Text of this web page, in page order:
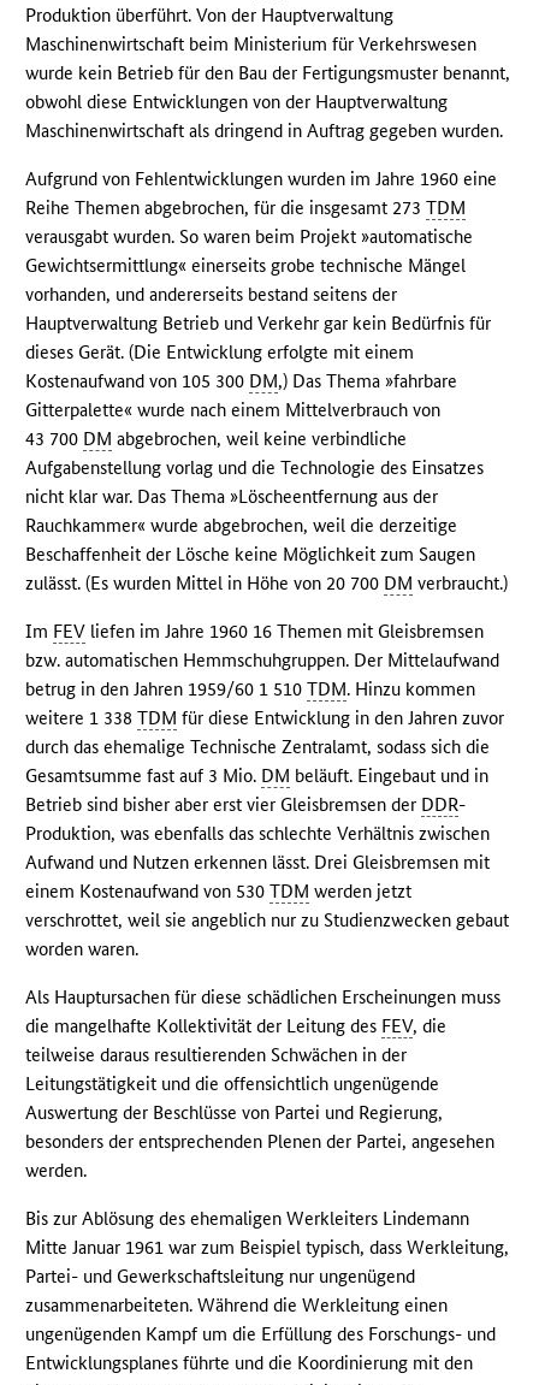
Produktion überführt. Von der Hauptverwaltung
Maschinenwirtschaft beim Ministerium für Verkehrswesen
wurde kein Betrieb für den Bau der Fertigungsmuster benannt,
obwohl diese Entwicklungen von der Hauptverwaltung
Maschinenwirtschaft als dringend in Auftrag gegeben wurden.
Aufgrund von Fehlentwicklungen wurden im Jahre 1960 eine
Reihe Themen abgebrochen, für die insgesamt 273TDM
verausgabt wurden. So waren beim Projekt »automatische
Gewichtsermittlung« einerseits grobe technische Mängel
vorhanden, und andererseits bestand seitens der
Hauptverwaltung Betrieb und Verkehr gar kein Bedürfnis für
dieses Gerät. (Die Entwicklung erfolgte mit einem
Kostenaufwand von 105 300 DM,) Das Thema »fahrbare
Gitterpalette« wurde nach einem Mittelverbrauch von
43 700 DM abgebrochen, weil keine verbindliche
Aufgabenstellung vorlag und die Technologie des Einsatzes
nicht klar war. Das Thema »Löscheentfernung aus der
Rauchkammer« wurde abgebrochen, weil die derzeitige
Beschaffenheit der Lösche keine Möglichkeit zum Saugen
zulässt. (Es wurden Mittel in Höhe von 20 700 DM verbraucht.)
Im FEV liefen im Jahre 1960 16 Themen mit Gleisbremsen
bzw. automatischen Hemmschuhgruppen. Der Mittelaufwand
betrug in den Jahren 1959/60 1 510TDM. Hinzu kommen
weitere 1 338TDM für diese Entwicklung in den Jahren zuvor
durch das ehemalige Technische Zentralamt, sodass sich die
Gesamtsumme fast auf 3 Mio. DM beläuft. Eingebaut und in
Betrieb sind bisher aber erst vier Gleisbremsen der DDR-
Produktion, was ebenfalls das schlechte Verhältnis zwischen
Aufwand und Nutzen erkennen lässt. Drei Gleisbremsen mit
einem Kostenaufwand von 530TDM werden jetzt
verschrottet, weil sie angeblich nur zu Studienzwecken gebaut
worden waren.
Als Hauptursachen für diese schädlichen Erscheinungen muss
die mangelhafte Kollektivität der Leitung des FEV, die
teilweise daraus resultierenden Schwächen in der
Leitungstätigkeit und die offensichtlich ungenügende
Auswertung der Beschlüsse von Partei und Regierung,
besonders der entsprechenden Plenen der Partei, angesehen
werden.
Bis zur Ablösung des ehemaligen Werkleiters Lindemann
Mitte Januar 1961 war zum Beispiel typisch, dass Werkleitung,
Partei- und Gewerkschaftsleitung nur ungenügend
zusammenarbeiteten. Während die Werkleitung einen
ungenügenden Kampf um die Erfüllung des Forschungs- und
Entwicklungsplanes führte und die Koordinierung mit den